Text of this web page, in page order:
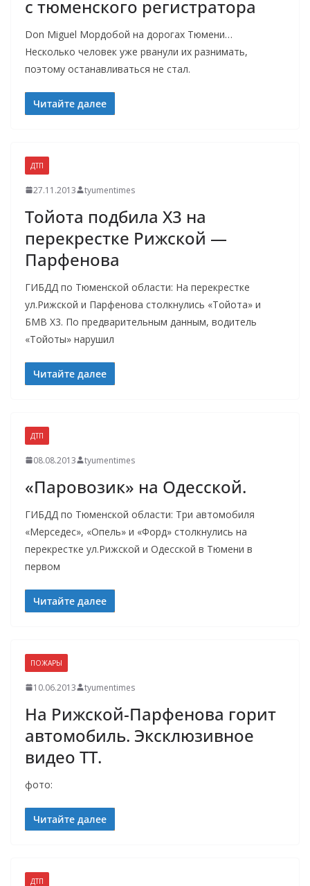
с тюменского регистратора
Don Miguel Мордобой на дорогах Тюмени…
Несколько человек уже рванули их разнимать,
поэтому останавливаться не стал.
Читайте далее
ДТП
27.11.2013 tyumentimes
Тойота подбила X3 на
перекрестке Рижской —
Парфенова
ГИБДД по Тюменской области: На перекрестке
ул.Рижской и Парфенова столкнулись «Тойота» и
БМВ Х3. По предварительным данным, водитель
«Тойоты» нарушил
Читайте далее
ДТП
08.08.2013 tyumentimes
«Паровозик» на Одесской.
ГИБДД по Тюменской области: Три автомобиля
«Мерседес», «Опель» и «Форд» столкнулись на
перекрестке ул.Рижской и Одесской в Тюмени в
первом
Читайте далее
ПОЖАРЫ
10.06.2013 tyumentimes
На Рижской-Парфенова горит
автомобиль. Эксклюзивное
видео ТТ.
фото:
Читайте далее
ДТП